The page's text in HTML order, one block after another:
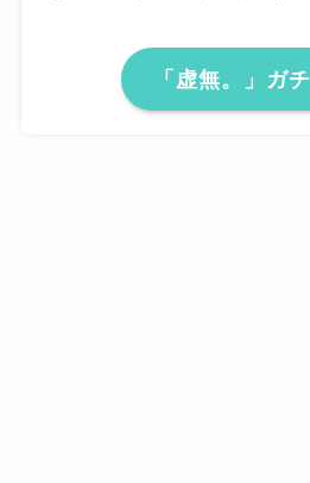
「虚無。」ガ